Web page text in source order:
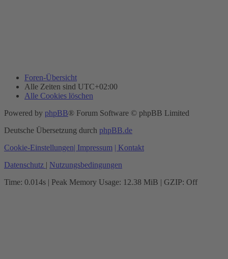
Foren-Übersicht
Alle Zeiten sind UTC+02:00
Alle Cookies löschen
Powered by phpBB® Forum Software © phpBB Limited
Deutsche Übersetzung durch phpBB.de
Cookie-Einstellungen| Impressum | Kontakt
Datenschutz | Nutzungsbedingungen
Time: 0.014s | Peak Memory Usage: 12.38 MiB | GZIP: Off